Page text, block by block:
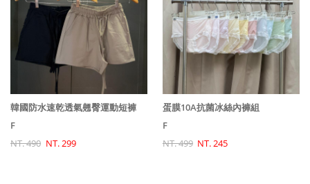
韓國防水速乾透氣翹臀運動短褲
F
NT. 490 NT. 299
蛋膜10A抗菌冰絲內褲組
F
NT. 499 NT. 245